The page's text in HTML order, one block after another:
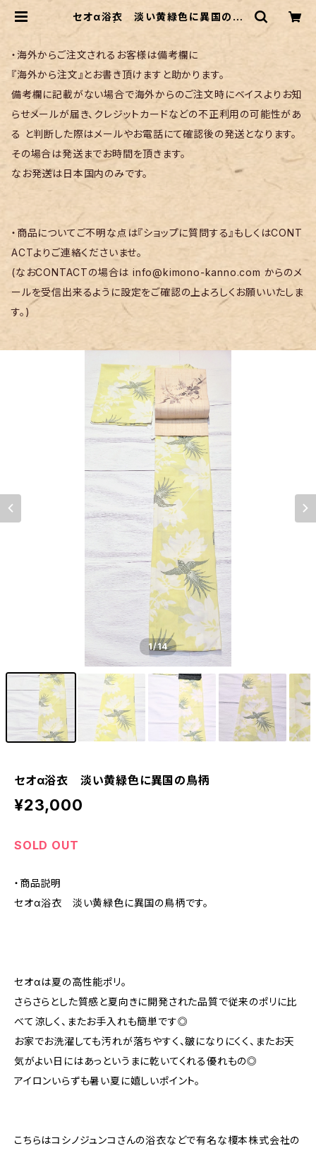
セオα浴衣 淡い黄緑色に異国の鳥
・海外からご注文されるお客様は備考欄に
『海外から注文』とお書き頂けますと助かります。
備考欄に記載がない場合で海外からのご注文時にベイスよりお知
らせメールが届き、クレジットカードなどの不正利用の可能性があ
る と判断した際はメールやお電話にて確認後の発送となります。
その場合は発送までお時間を頂きます。
なお発送は日本国内のみです。
・商品についてご不明な点は『ショップに質問する』もしくはCONT
ACTよりご連絡くださいませ。
(なおCONTACTの場合はinfo@kimono-kanno.com からのメ
ールを受信出来るように設定をご確認の上よろしくお願いいたしま
す。)
1/14
セオα浴衣 淡い黄緑色に異国の鳥柄
¥23,000
SOLD OUT
・商品説明
セオα浴衣 淡い黄緑色に異国の鳥柄です。
セオαは夏の高性能ポリ。
さらさらとした質感と夏向きに開発された品質で従来のポリに比
べて涼しく、またお手入れも簡単です◎
お家でお洗濯しても汚れが落ちやすく、皺になりにくく、またお天
気がよい日にはあっというまに乾いてくれる優れもの◎
アイロンいらずも暑い夏に嬉しいポイント。
こちらはコシノジュンコさんの浴衣などで有名な榎本株式会社の